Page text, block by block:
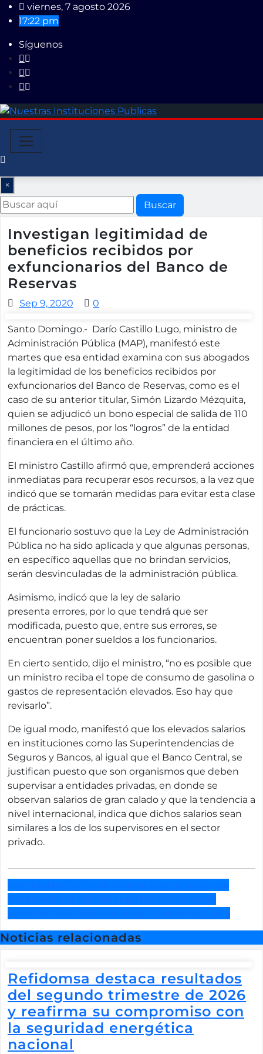
Saltar viernes, 7 agosto 2026
17:22 pm
Síguenos
×
Buscar
Investigan legitimidad de
beneficios recibidos por
exfuncionarios del Banco de
Reservas
Sep 9, 2020 0
Santo Domingo.- Darío Castillo Lugo, ministro de
Administración Pública (MAP), manifestó este
martes que esa entidad examina con sus abogados
la legitimidad de los beneficios recibidos por
exfuncionarios del Banco de Reservas, como es el
caso de su anterior titular, Simón Lizardo Mézquita,
quien se adjudicó un bono especial de salida de 110
millones de pesos, por los “logros” de la entidad
financiera en el último año.
El ministro Castillo afirmó que, emprenderá acciones
inmediatas para recuperar esos recursos, a la vez que
indicó que se tomarán medidas para evitar esta clase
de prácticas.
El funcionario sostuvo que la Ley de Administración
Pública no ha sido aplicada y que algunas personas,
en específico aquellas que no brindan servicios,
serán desvinculadas de la administración pública.
Asimismo, indicó que la ley de salario
presenta errores, por lo que tendrá que ser
modificada, puesto que, entre sus errores, se
encuentran poner sueldos a los funcionarios.
En cierto sentido, dijo el ministro, “no es posible que
un ministro reciba el tope de consumo de gasolina o
gastos de representación elevados. Eso hay que
revisarlo”.
De igual modo, manifestó que los elevados salarios
en instituciones como las Superintendencias de
Seguros y Bancos, al igual que el Banco Central, se
justifican puesto que son organismos que deben
supervisar a entidades privadas, en donde se
observan salarios de gran calado y que la tendencia a
nivel internacional, indica que dichos salarios sean
similares a los de los supervisores en el sector
privado.
Noticias relacionadas
Refidomsa destaca resultados
del segundo trimestre de 2026
y reafirma su compromiso con
la seguridad energética
nacional